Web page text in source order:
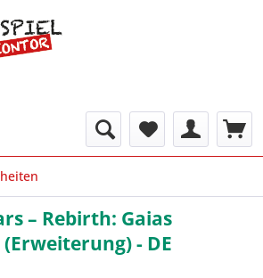
– Rebirth: Gaias
- DE